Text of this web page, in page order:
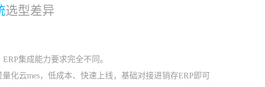
选型差异
集成能力要求完全不同。
化云mes，低成本、快速上线，基础对接进销存ERP即可